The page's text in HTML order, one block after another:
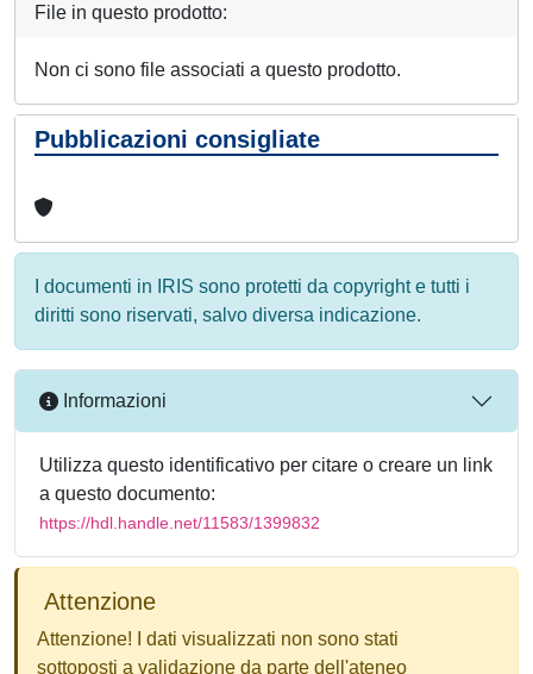
File in questo prodotto:
Non ci sono file associati a questo prodotto.
Pubblicazioni consigliate
I documenti in IRIS sono protetti da copyright e tutti i
diritti sono riservati, salvo diversa indicazione.
Informazioni
Utilizza questo identificativo per citare o creare un link
a questo documento:
https://hdl.handle.net/11583/1399832
Attenzione
Attenzione! I dati visualizzati non sono stati
sottoposti a validazione da parte dell'ateneo